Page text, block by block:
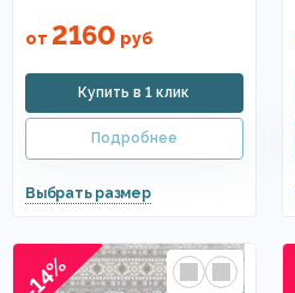
от 2160 руб
-14%